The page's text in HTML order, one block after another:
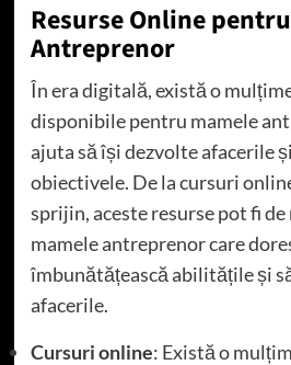
Resurse Online
Antreprenor
În era digitală, există o
disponibile pentru mamele
ajuta să își dezvolte afacerile
obiectivele. De la cursuri
sprijin, aceste resurse pot fi
mamele antreprenor care
îmbunătățească abilitățile și
afacerile.
Cursuri online: Există o